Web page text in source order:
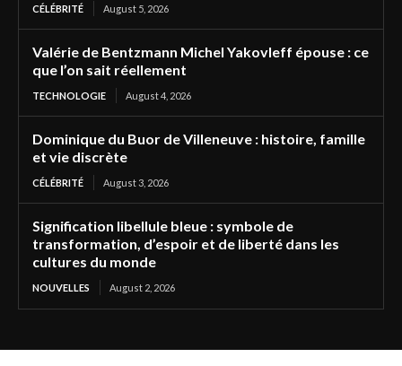
CÉLÉBRITÉ August 5, 2026
Valérie de Bentzmann Michel Yakovleff épouse : ce
que l’on sait réellement
TECHNOLOGIE August 4, 2026
Dominique du Buor de Villeneuve : histoire, famille
et vie discrète
CÉLÉBRITÉ August 3, 2026
Signification libellule bleue : symbole de
transformation, d’espoir et de liberté dans les
cultures du monde
NOUVELLES August 2, 2026